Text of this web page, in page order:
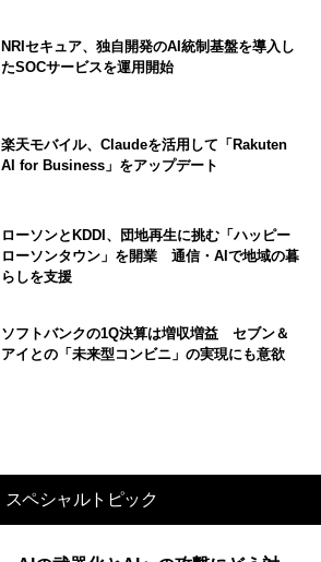
NRIセキュア、独自開発のAI統制基盤を導入し
たSOCサービスを運用開始
楽天モバイル、Claudeを活用して「Rakuten
AI for Business」をアップデート
ローソンとKDDI、団地再生に挑む「ハッピー
ローソンタウン」を開業 通信・AIで地域の暮
らしを支援
ソフトバンクの1Q決算は増収増益 セブン＆
アイとの「未来型コンビニ」の実現にも意欲
スペシャルトピック